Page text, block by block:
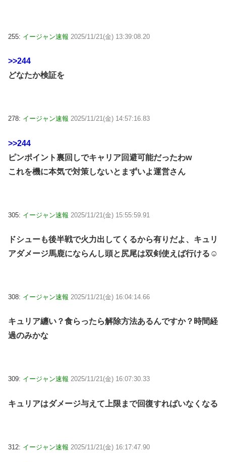
255: イージャン速報 2025/11/21(金) 13:39:08.20
>>244
どなたか検証を
278: イージャン速報 2025/11/21(金) 14:57:16.83
>>244
ピンポイント裏回しでキャリア回避可能だったわw
これを機に本気で対策しないとまずいよ運営さん
305: イージャン速報 2025/11/21(金) 15:55:59.91
ドシューも後半戦で火力出してくるから有りだよ、キュリ
アダメージ馬鹿にならんし頭と尻尾は双剣使えば行ける☺
308: イージャン速報 2025/11/21(金) 16:04:14.66
キュリア纏い？食らったら解除方法あるんですか？時間経
過のみかな
309: イージャン速報 2025/11/21(金) 16:07:30.33
キュリアはダメージ与えて上限まで回復すればいなくなる
312: イージャン速報 2025/11/21(金) 16:17:47.90